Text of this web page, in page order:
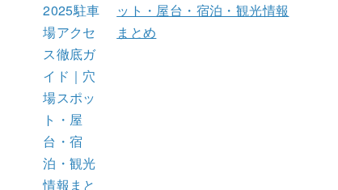
ット・屋台・宿泊・観光情報
まとめ